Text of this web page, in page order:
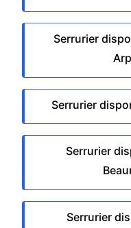
Serrurier
Serrurier
Serrurier
Serrurier